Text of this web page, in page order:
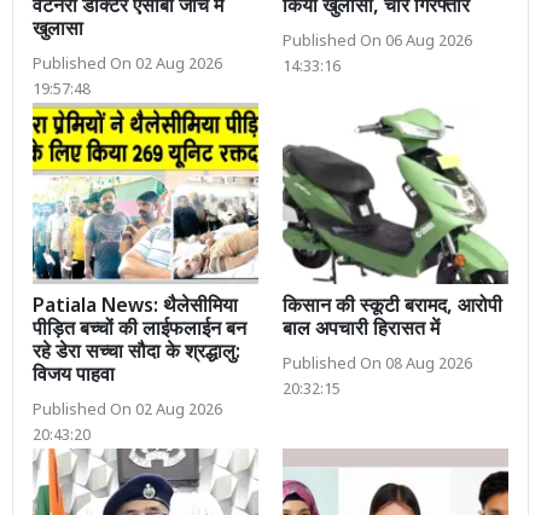
वैटनरी डॉक्टर एसीबी जांच में
खुलासा
Published On 02 Aug 2026
19:57:48
किया खुलासा, चार गिरफ्तार
Published On 06 Aug 2026
14:33:16
Patiala News: थैलेसीमिया
पीड़ित बच्चों की लाईफलाईन बन
रहे डेरा सच्चा सौदा के श्रद्धालु:
विजय पाहवा
Published On 02 Aug 2026
20:43:20
किसान की स्कूटी बरामद, आरोपी
बाल अपचारी हिरासत में
Published On 08 Aug 2026
20:32:15